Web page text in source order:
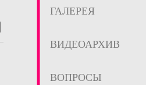
ГАЛЕРЕЯ
ВИДЕОАРХИВ
ВОПРОСЫ